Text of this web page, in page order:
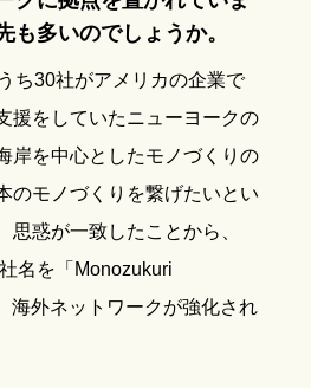
も多いのでしょうか。
ち30社がアメリカの企業で
援をしていたニューヨークの
岸を中心としたモノづくりの
のモノづくりを繋げたいとい
思惑が一致したことから、
名を「Monozukuri
海外ネットワークが強化され